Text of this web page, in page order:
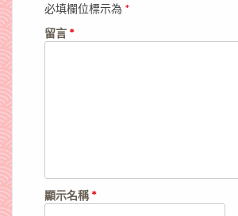
必填欄位標示為 *
留言 *
顯示名稱*